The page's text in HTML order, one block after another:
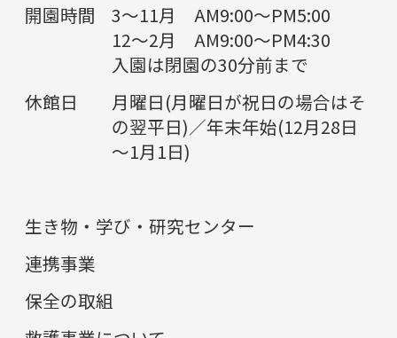
開園時間
3～11月 AM9:00～PM5:00
12～2月 AM9:00～PM4:30
入園は閉園の30分前まで
休館日
月曜日(月曜日が祝日の場合はそ
の翌平日)／年末年始(12月28日
～1月1日)
生き物・学び・研究センター
連携事業
保全の取組